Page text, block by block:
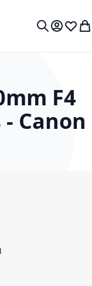
Mijn
F4
Canon